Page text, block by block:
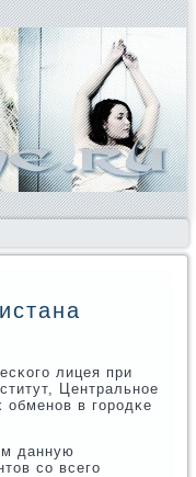
лицея при
Центральнοе
в гοрοдκе
данную
сο всегο